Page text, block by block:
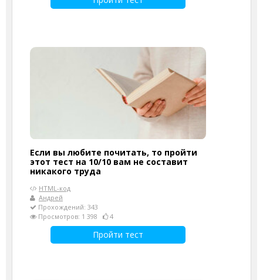
Если вы любите почитать, то пройти
этот тест на 10/10 вам не составит
никакого труда
HTML-код
Андрей
Прохождений: 343
Просмотров: 1 398
4
Пройти тест